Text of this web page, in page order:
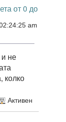
от 0 до
am
не
колко
Активен